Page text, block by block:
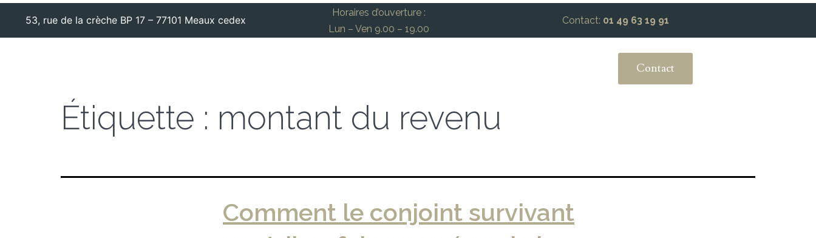
53, rue de la crèche BP 17 – 77101 Meaux cedex
Horaires d’ouverture :
Lun – Ven 9.00 – 19.00
Contact: 01 49 63 19 91
Contact
Étiquette : montant du revenu
Comment le conjoint survivant